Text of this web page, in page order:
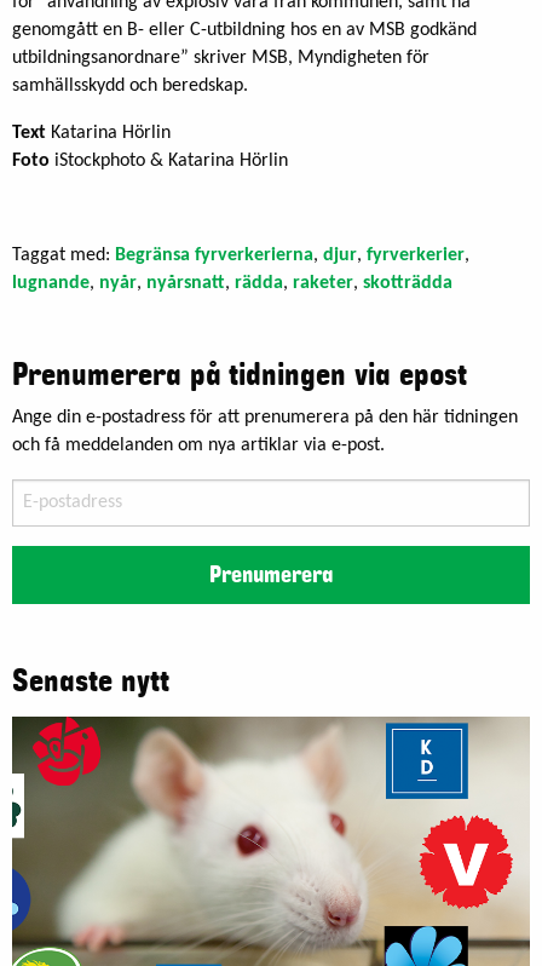
genomgått en B- eller C-utbildning hos en av MSB godkänd
utbildningsanordnare” skriver MSB, Myndigheten för
samhällsskydd och beredskap.
Text Katarina Hörlin
Foto iStockphoto & Katarina Hörlin
Taggat med: Begränsa fyrverkerierna, djur, fyrverkerier,
lugnande, nyår, nyårsnatt, rädda, raketer, skotträdda
Prenumerera på tidningen via epost
Ange din e-postadress för att prenumerera på den här tidningen
och få meddelanden om nya artiklar via e-post.
postadress
Prenumerera
Senaste nytt